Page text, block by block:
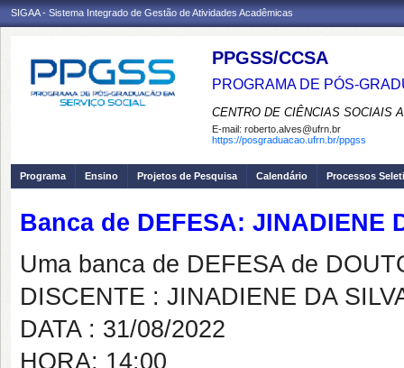
SIGAA - Sistema Integrado de Gestão de Atividades Acadêmicas
PPGSS/CCSA
PROGRAMA DE PÓS-
CENTRO DE CIÊNCIAS SOCIAIS
E-mail: roberto.alves@ufrn.br
https://posgraduacao.ufrn.br/ppgss
Programa Ensino Projetos de Pesquisa Calendário Processos
Banca de DEFESA: JINADIENE
Uma banca de DEFESA de
DISCENTE : JINADIENE DA
DATA : 31/08/2022
HORA: 14:00